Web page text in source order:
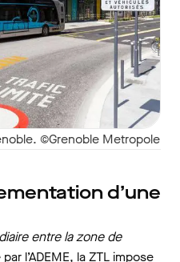
©Grenoble Metropole
d’une
entre la zone de
par l’ADEME, la ZTL impose